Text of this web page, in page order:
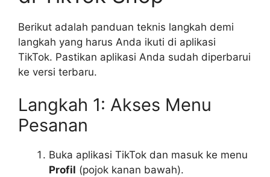
Berikut adalah panduan teknis langkah demi
langkah yang harus Anda ikuti di aplikasi
TikTok. Pastikan aplikasi Anda sudah diperbarui
ke versi terbaru.
Langkah 1: Akses Menu
Pesanan
Buka aplikasi TikTok dan masuk ke menu
Profil (pojok kanan bawah).